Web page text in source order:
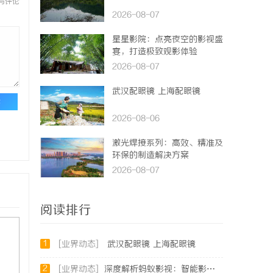
2026-08-07
星星影院：点亮夜空的影视盛
宴，打造极致观影体验
2026-08-07
武汉配眼镜 上海配眼镜
2026-08-06
激光焊接系列：高效、精准及
环保的制造解决方案
2026-08-07
阅读排行
1 [业界动态] 武汉配眼镜 上海配眼镜
2 [业界动态] 深度解析蚂蚁影视：智能影视平台的未来趋势与优势